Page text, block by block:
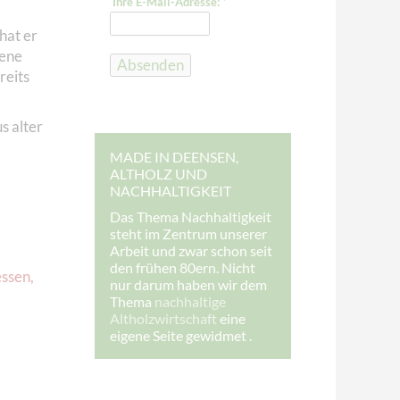
-
a
-
s
e
:
I
r
e
E
-
M
a
i
l
A
Absenden
MADE IN DEENSEN,
ALTHOLZ UND
NACHHALTIGKEIT
Das Thema Nachhaltigkeit
steht im Zentrum unserer
Arbeit und zwar schon seit
den frühen 80ern. Nicht
nur darum haben wir dem
Thema nachhaltige
Altholzwirtschaft eine
eigene Seite gewidmet .
er
alter
,